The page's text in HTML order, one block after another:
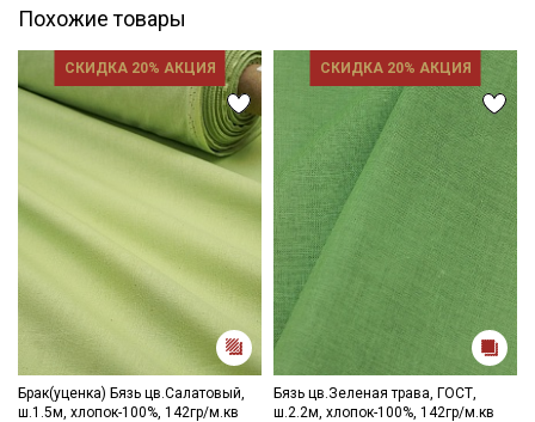
Похожие товары
СКИДКА 20% АКЦИЯ
Брак(уценка) Бязь цв.Салатовый,
ш.1.5м, хлопок-100%, 142гр/м.кв
СКИДКА 20% АКЦИЯ
Бязь цв.Зеленая трава, ГОСТ,
ш.2.2м, хлопок-100%, 142гр/м.кв